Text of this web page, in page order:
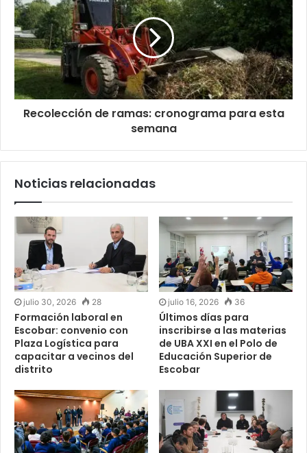
Recolección de ramas: cronograma para esta
semana
Noticias relacionadas
julio 30, 2026 28
Formación laboral en
Escobar: convenio con
Plaza Logística para
capacitar a vecinos del
distrito
julio 16, 2026 36
Últimos días para
inscribirse a las materias
de UBA XXI en el Polo de
Educación Superior de
Escobar